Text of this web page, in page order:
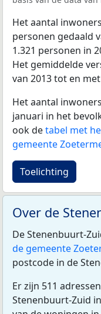
Het aantal
personen gedaald
1.321 personen in
Het gemiddelde
van 2013 tot en
Het aantal
januari in het
ook detabel met
gemeente
Toelichting
Over de
De Stenenbuurt-
de gemeente
postcode in de
Er zijn 511
Stenenbuurt-Zuid